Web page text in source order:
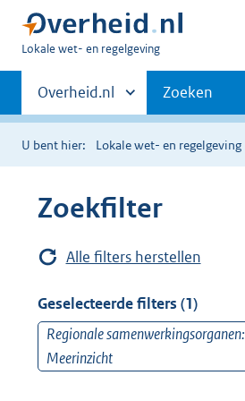
U
hier:
Lokale wet- en regelgeving
Primaire
navigatie
Andere
sites
binnen
Overheid.nl Zoeken
U bent hier: Lokale wet- en regelgeving
Zoekfilter
Alle filters herstellen
Geselecteerde filters (1)
Regionale samenwerkingsorganen:
Meerinzicht